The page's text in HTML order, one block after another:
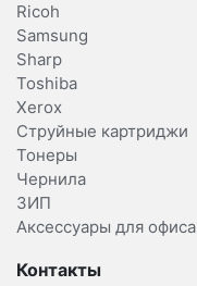
Ricoh
Samsung
Sharp
Toshiba
Xerox
Струйные картриджи
Тонеры
Чернила
ЗИП
Аксессуары для офиса
Контакты